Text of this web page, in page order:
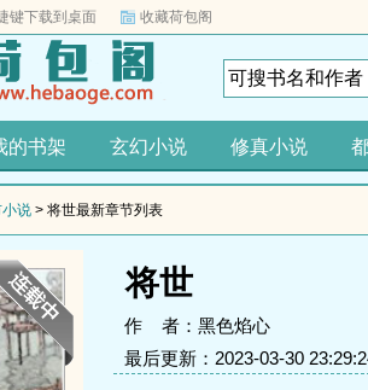
键下载到桌面 收藏荷包阁
的书架 玄幻小说 修真小说
说 > 将世最新章节列表
将世
作 者：黑色焰心
最后更新：2023-03-30